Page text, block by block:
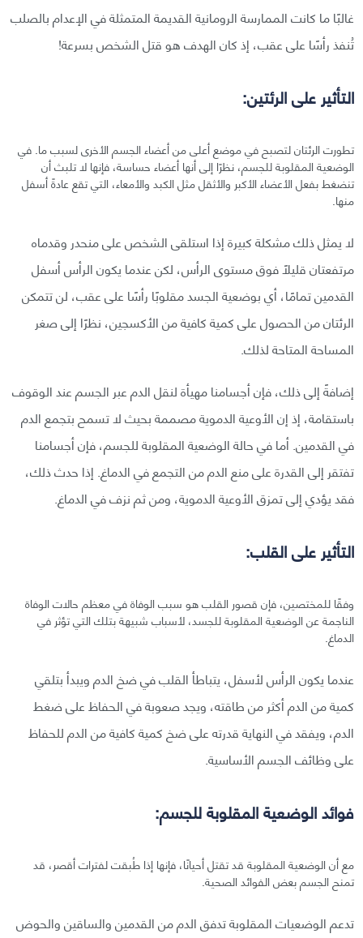
غالبًا ما كانت الممارسة الرومانية القديمة المتمثلة في الإعدام بالصلب
تُنفذ رأسًا على عقب، إذ كان الهدف هو قتل الشخص بسرعة!
التأثير على الرئتين:
تطورت الرئتان لتصبح في موضع أعلى من أعضاء الجسم الأخرى لسبب ما. في
الوضعية المقلوبة للجسم، نظرًا إلى أنها أعضاء حساسة، فإنها لا تلبث أن
تنضغط بفعل الأعضاء الأكبر والأثقل مثل الكبد والأمعاء، التي تقع عادةً أسفل
منها.
لا يمثل ذلك مشكلة كبيرة إذا استلقى الشخص على منحدر وقدماه
مرتفعتان قليلًا فوق مستوى الرأس، لكن عندما يكون الرأس أسفل
القدمين تمامًا، أي بوضعية الجسد مقلوبًا رأسًا على عقب، لن تتمكن
الرئتان من الحصول على كمية كافية من الأكسجين، نظرًا إلى صغر
المساحة المتاحة لذلك.
إضافةً إلى ذلك، فإن أجسامنا مهيأة لنقل الدم عبر الجسم عند الوقوف
باستقامة، إذ إن الأوعية الدموية مصممة بحيث لا تسمح بتجمع الدم
في القدمين. أما في حالة الوضعية المقلوبة للجسم، فإن أجسامنا
تفتقر إلى القدرة على منع الدم من التجمع في الدماغ. إذا حدث ذلك،
فقد يؤدي إلى تمزق الأوعية الدموية، ومن ثم نزف في الدماغ.
التأثير على القلب:
وفقًا للمختصين، فإن قصور القلب هو سبب الوفاة في معظم حالات الوفاة
الناجمة عن الوضعية المقلوبة للجسد، لأسباب شبيهة بتلك التي تؤثر في
الدماغ.
عندما يكون الرأس لأسفل، يتباطأ القلب في ضخ الدم ويبدأ بتلقي
كمية من الدم أكثر من طاقته، ويجد صعوبة في الحفاظ على ضغط
الدم، ويفقد في النهاية قدرته على ضخ كمية كافية من الدم للحفاظ
على وظائف الجسم الأساسية.
فوائد الوضعية المقلوبة للجسم:
مع أن الوضعية المقلوبة قد تقتل أحيانًا، فإنها إذا طُبقت لفترات أقصر، قد
تمنح الجسم بعض الفوائد الصحية.
تدعم الوضعيات المقلوبة تدفق الدم من القدمين والساقين والحوض